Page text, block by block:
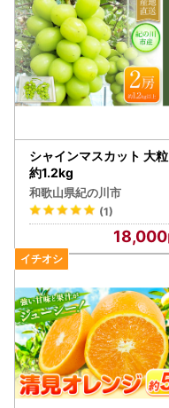
シャインマスカット 大粒
約1.2kg
和歌山県紀の川市
(1)
18,000